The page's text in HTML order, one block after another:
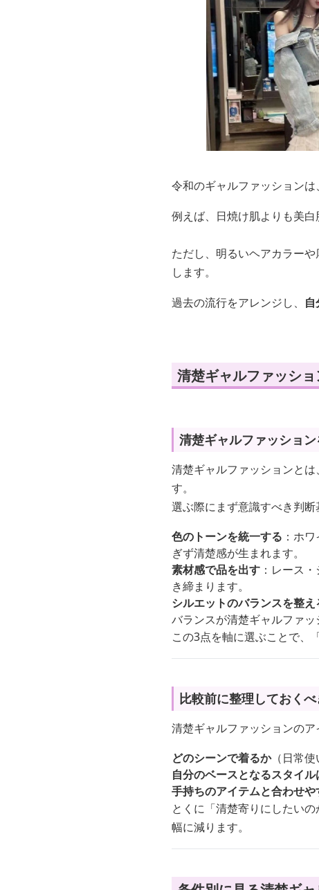
令和のギャルファッション
例えば、日焼け肌よりも美
ただし、明るいヘアカラー
します。
過去の流行をアレンジし、
清楚ギャルファッシ
清楚ギャルファッショ
清楚ギャルファッションとは、
す。
選ぶ際にまず意識すべき判断
色のトーンを統一する ：ホ
ぎず清楚感が生まれます。
素材感で品を出す ：レース
き締まります。
シルエットのバランスを整え
バランスが清楚ギャルファッ
この3点を軸に選ぶことで、
比較前に整理しておく
清楚ギャルファッションの
どのシーンで着るか（日常使
自分のベースとなるスタイ
手持ちのアイテムと合わせや
とくに「清楚寄りにしたい
幅に減ります。